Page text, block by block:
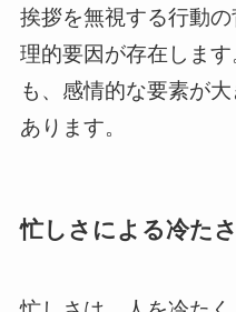
挨拶を無視する行動
理的要因が存在しま
も、感情的な要素が
あります。
忙しさによる冷たさ